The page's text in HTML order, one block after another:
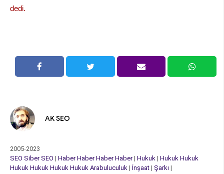
dedi.
AK SEO
2005-2023
SEO Siber SEO | Haber Haber Haber Haber| Hukuk | Hukuk Hukuk
Hukuk Hukuk Hukuk Hukuk Arabuluculuk | İnşaat | Şarkı |